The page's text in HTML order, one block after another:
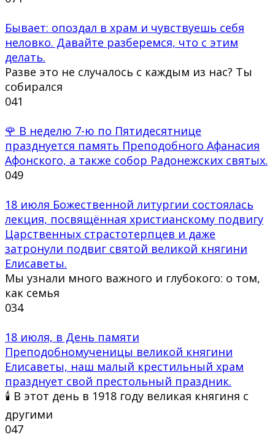
Бывает: опоздал в храм и чувствуешь себя
неловко. Давайте разберемся, что с этим
делать.
Разве это не случалось с каждым из нас? Ты
собирался
041
🌹 В неделю 7-ю по Пятидесятнице
празднуется память Преподобного Афанасия
Афонского, а также собор Радонежских святых.
049
18 июля Божественной литургии состоялась
лекция, посвящённая христианскому подвигу
Царственных страстотерпцев и даже
затронули подвиг святой великой княгини
Елисаветы.
Мы узнали много важного и глубокого: о том,
как семья
034
18 июля, в День памяти
Преподобномученицы великой княгини
Елисаветы, наш малый крестильный храм
празднует свой престольный праздник.
🕯 В этот день в 1918 году великая княгиня с
другими
047